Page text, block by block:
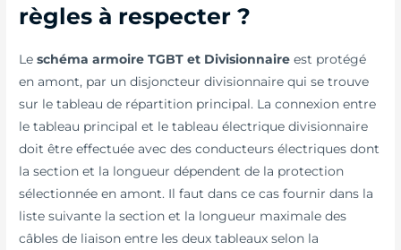
règles à respecter ?
Leschéma armoire TGBT et Divisionnaire est protégé
en amont, par un disjoncteur divisionnaire qui se trouve
sur le tableau de répartition principal. La connexion entre
le tableau principal et le tableau électrique divisionnaire
doit être effectuée avec des conducteurs électriques dont
la section et la longueur dépendent de la protection
sélectionnée en amont. Il faut dans ce cas fournir dans la
liste suivante la section et la longueur maximale des
câbles de liaison entre les deux tableaux selon la